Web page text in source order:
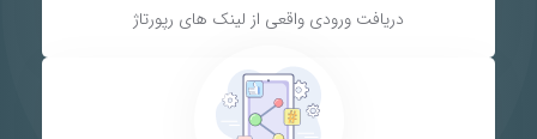
دریافت ورودی واقعی از لینک های رپورتاژ